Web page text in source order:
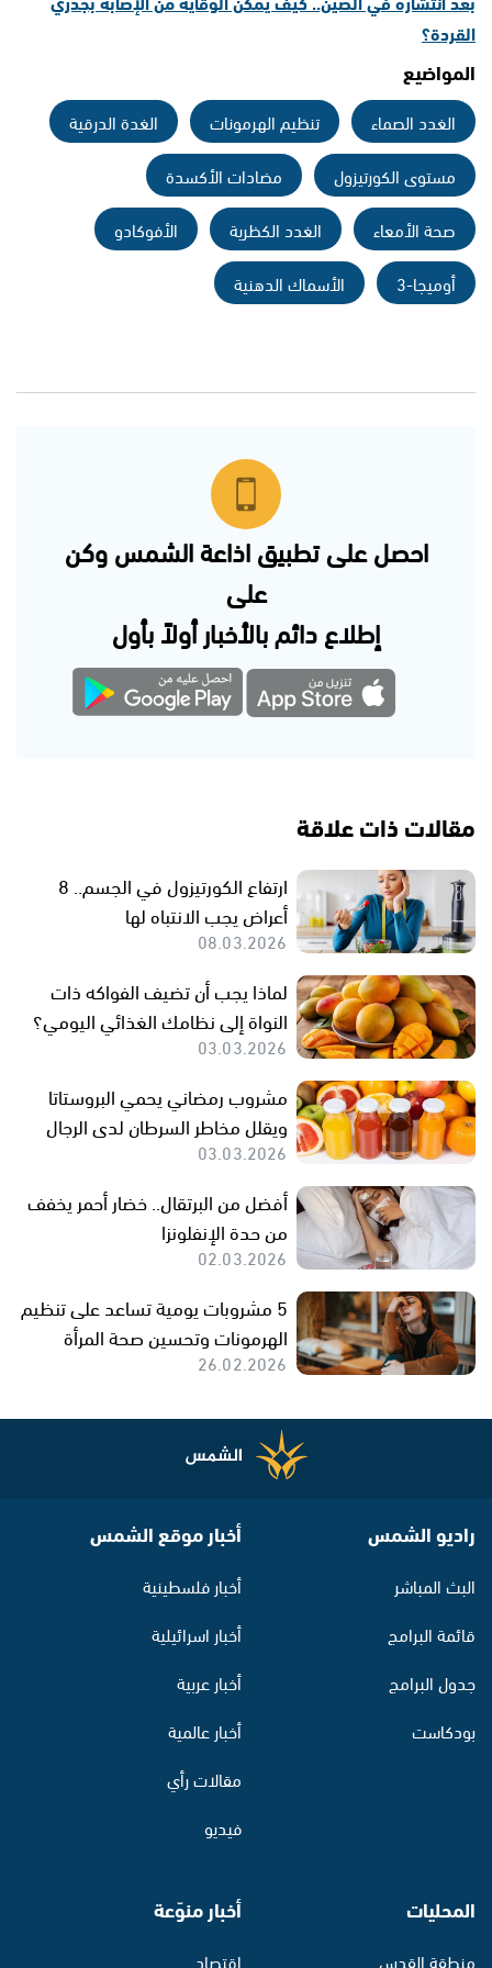
القردة؟
المواضيع
الغدد الصماء تنظيم الهرمونات
الغدة الدرقية
مستوى الكورتيزول
مضادات الأكسدة
صحة الأمعاء
الغدد الكظرية
الأفوكادو
أوميجا-3
الأسماك الدهنية
احصل على تطبيق اذاعة الشمس وكن
على
إطلاع دائم بالأخبار أولاً بأول
مقالات ذات علاقة
ارتفاع الكورتيزول في الجسم.. 8
أعراض يجب الانتباه لها
08.03.2026
لماذا يجب أن تضيف الفواكه ذات
النواة إلى نظامك الغذائي اليومي؟
03.03.2026
مشروب رمضاني يحمي البروستاتا
ويقلل مخاطر السرطان لدى الرجال
03.03.2026
أفضل من البرتقال.. خضار أحمر يخفف
من حدة الإنفلونزا
02.03.2026
5 مشروبات يومية تساعد على تنظيم
الهرمونات وتحسين صحة المرأة
26.02.2026
راديو الشمس
البث المباشر
قائمة البرامج
جدول البرامج
بودكاست
أخبار موقع الشمس
أخبار فلسطينية
أخبار اسرائيلية
أخبار عربية
أخبار عالمية
مقالات رأي
فيديو
المحليات
منطقة القدس
أخبار منوّعة
اقتصاد